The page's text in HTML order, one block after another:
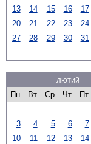
13
14 15 16 17
20
21 22 23 24
27
28 29 30 31
лютий
Пн
Вт Ср Чт Пт
3
4 5 6 7
10
11 12 13 14